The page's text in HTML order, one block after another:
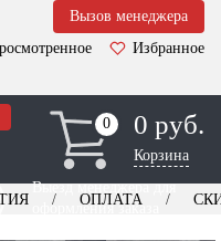
Вызов менеджера
Избранное
0
0 0 руб.
Корзина
Выезд менеджера для
оформления заказа
ОПЛАТА